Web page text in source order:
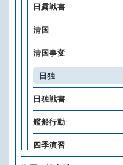
日露戦書
清国
清国事変
日独
日独戦書
艦船行動
四季演習